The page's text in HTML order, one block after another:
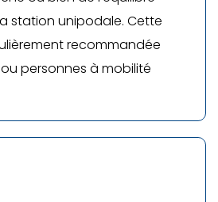
station unipodale. Cette
recommandée
personnes à mobilité